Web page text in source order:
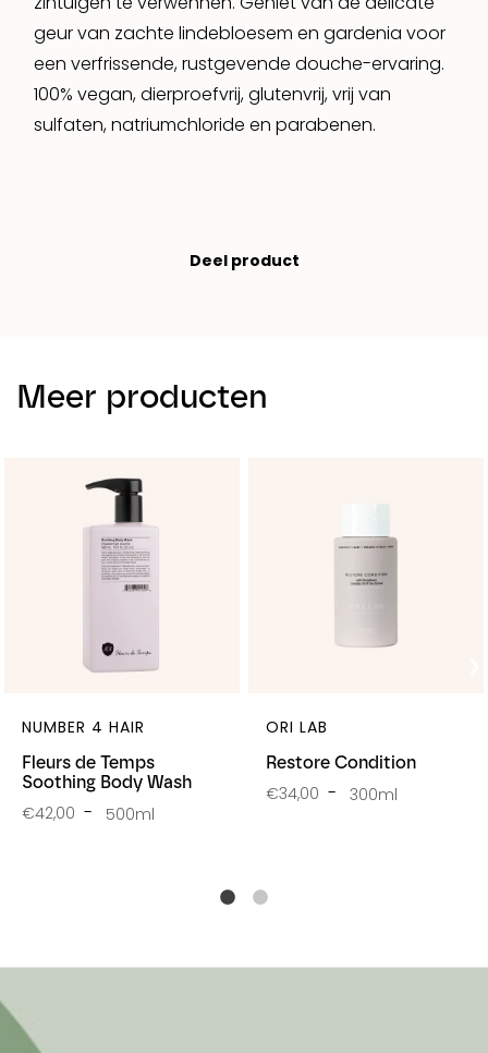
geur van zachte lindebloesem en gardenia voor
een verfrissende, rustgevende douche-ervaring.
100% vegan, dierproefvrij, glutenvrij, vrij van
sulfaten, natriumchloride en parabenen.
Deel product
Meer producten
Fleurs de Temps
Soothing Body Wash
NUMBER 4 HAIR
€42,00 500ml
Restore Condition
ORI LAB
€34,00 300ml